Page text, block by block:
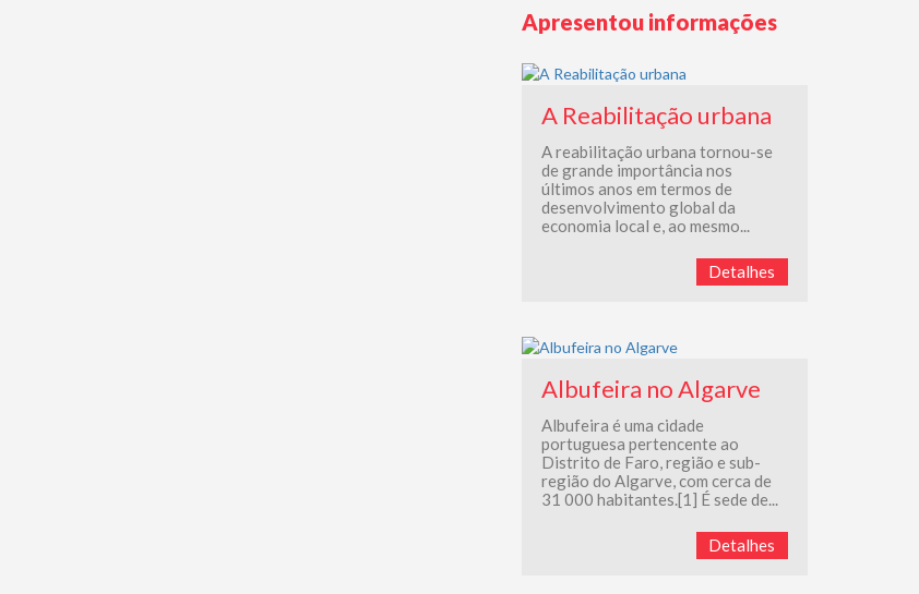
Apresentou informações
A Reabilitação urbana
A reabilitação urbana tornou-se
de grande importância nos
últimos anos em termos de
desenvolvimento global da
economia local e, ao mesmo...
Detalhes
Albufeira no Algarve
Albufeira é uma cidade
portuguesa pertencente ao
Distrito de Faro, região e sub-
região do Algarve, com cerca de
31 000 habitantes.[1] É sede de...
Detalhes